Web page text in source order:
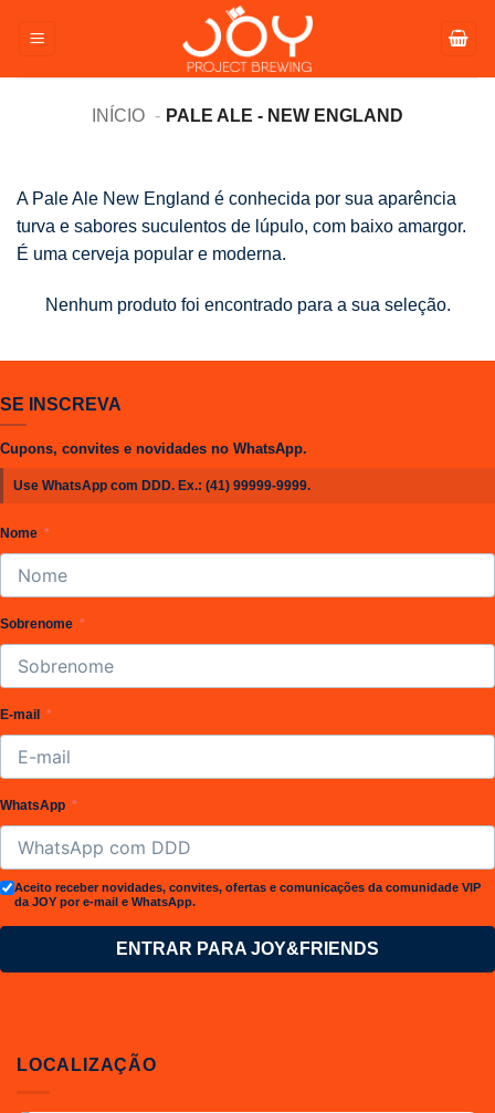
para
INÍCIO
PALE ALE - NEW ENGLAND
A Pale Ale New England é conhecida por sua aparência
turva e sabores suculentos de lúpulo, com baixo amargor.
É uma cerveja popular e moderna.
Nenhum produto foi encontrado para a sua seleção.
SE INSCREVA
Cupons, convites e novidades no WhatsApp.
Use WhatsApp com DDD. Ex.: (41) 99999-9999.
Nome
Sobrenome
E-mail
WhatsApp
Aceito receber novidades, convites, ofertas e comunicações da comunidade VIP
da JOY por e-mail e WhatsApp.
ENTRAR PARA JOY&FRIENDS
LOCALIZAÇÃO